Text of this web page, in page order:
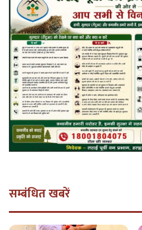
सम्बंधित खबरें